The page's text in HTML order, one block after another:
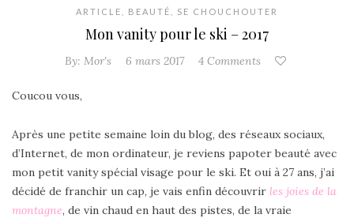
ARTICLE BEAUTÉ SE CHOUCHOUTER
Mon vanity pour le ski – 2017
By: Mor's 6 mars 2017 4 Comments
Coucou vous,
Après une petite semaine loin du blog, des réseaux sociaux,
d’Internet, de mon ordinateur, je reviens papoter beauté avec
mon petit vanity spécial visage pour le ski. Et oui à 27 ans, j’ai
décidé de franchir un cap, je vais enfin découvrir les joies de la
montagne, de vin chaud en haut des pistes, de la vraie